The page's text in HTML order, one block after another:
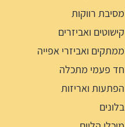
מסיבת רווקות
קישוטים ואביזרים
ממתקים ואביזרי אפייה
חד פעמי מתכלה
הפתעות ואריזות
בלונים